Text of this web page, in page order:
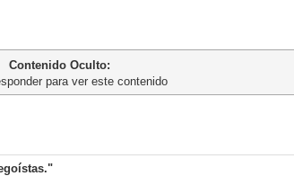
Contenido Oculto:
para ver este contenido